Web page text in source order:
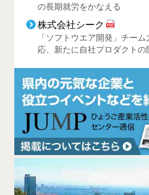
の長期就労をかなえる
株式会社シーク
「ソフトウエア開発」チー
応、新たに自社プロダクトの